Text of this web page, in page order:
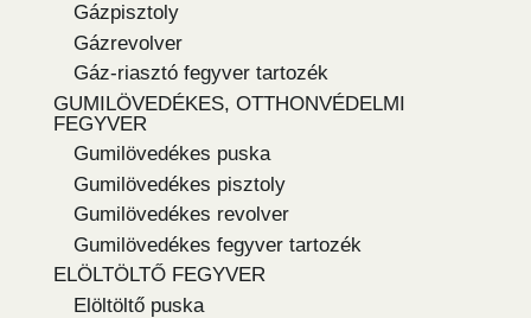
Gázpisztoly
Gázrevolver
Gáz-riasztó fegyver tartozék
GUMILÖVEDÉKES, OTTHONVÉDELMI
FEGYVER
Gumilövedékes puska
Gumilövedékes pisztoly
Gumilövedékes revolver
Gumilövedékes fegyver tartozék
ELÖLTÖLTŐ FEGYVER
Elöltöltő puska